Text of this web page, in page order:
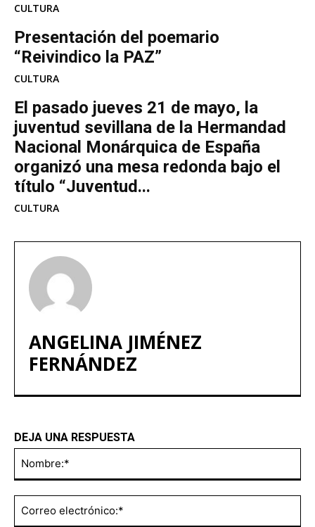
CULTURA
Presentación del poemario
“Reivindico la PAZ”
CULTURA
El pasado jueves 21 de mayo, la
juventud sevillana de la Hermandad
Nacional Monárquica de España
organizó una mesa redonda bajo el
título “Juventud...
CULTURA
ANGELINA JIMÉNEZ
FERNÁNDEZ
DEJA UNA RESPUESTA